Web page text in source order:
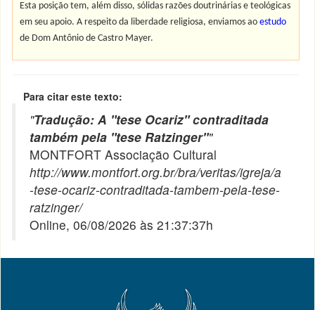
Esta posição tem, além disso, sólidas razões doutrinárias e teológicas
em seu apoio. A respeito da liberdade religiosa, enviamos aoestudo
de Dom Antônio de Castro Mayer.
Para citar este texto:
"Tradução: A "tese Ocariz" contraditada
também pela "tese Ratzinger""
MONTFORT Associação Cultural
http://www.montfort.org.br/bra/veritas/igreja/a
-tese-ocariz-contraditada-tambem-pela-tese-
ratzinger/
Online, 06/08/2026 às 21:37:37h